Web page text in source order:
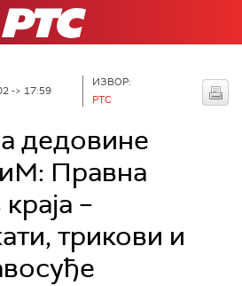
РТС
-> 17:59
ИЗВОР:
РТС
дедовине
Правна
–
трикови и